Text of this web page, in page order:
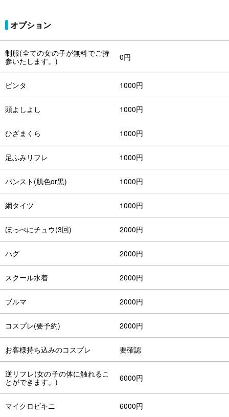
オプション
制服(全ての女の子が無料でご持
参いたします。)
0円
ビンタ 1000円
頭よしよし 1000円
ひざまくら 1000円
足ふみリフレ 1000円
パンスト(肌色or黒) 1000円
網タイツ 1000円
ほっぺにチュウ(3回) 2000円
ハグ 2000円
スクール水着 2000円
ブルマ 2000円
コスプレ(要予約) 2000円
お客様持ち込みのコスプレ 要確認
逆リフレ(女の子の体に触れるこ
とができます。)
6000円
マイクロビキニ 6000円